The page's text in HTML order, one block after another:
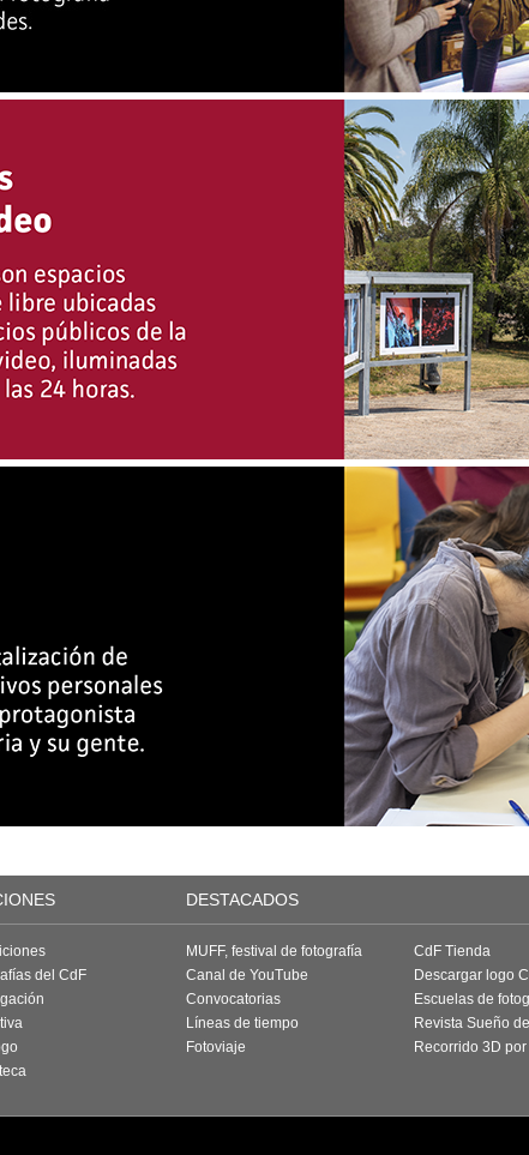
DESTACADOS
del CdF
MUFF, festival de fotografía
Canal de YouTube
Convocatorias
Líneas de tiempo
Fotoviaje
CdF Tienda
Descargar logo
Escuelas de
Revista Sueño
Recorrido 3D